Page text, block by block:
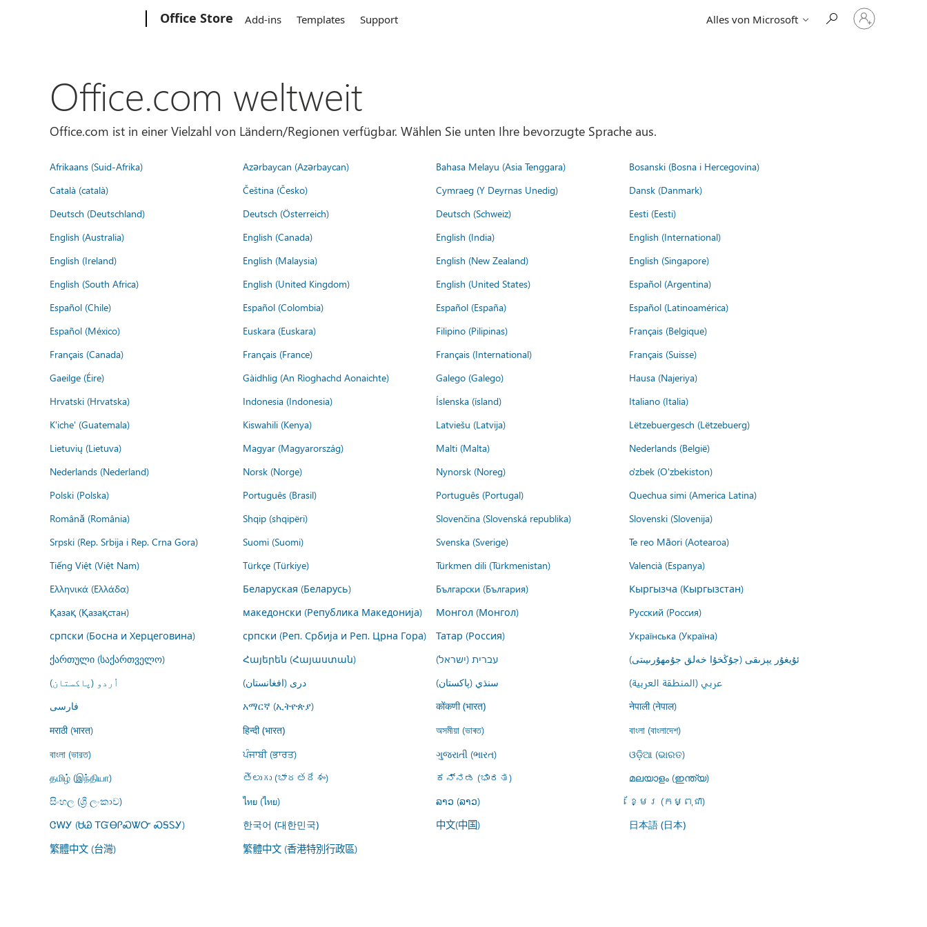
Office Store Add-ins Templates Support Alles von Microsoft
Bei
Ihrem
Konto
Office.com weltweit
Office.com ist in einer Vielzahl von Ländern/Regionen verfügbar. Wählen Sie unten Ihre bevorzugte Sprache aus.
Afrikaans (Suid-Afrika) Azərbaycan (Azərbaycan) Bahasa Melayu (Asia Tenggara)
Bosanski (Bosna i Hercegovina)
Català (català)
Čeština (Česko) Cymraeg (Y Deyrnas Unedig)
Dansk (Danmark)
Deutsch (Deutschland)
Deutsch (Österreich) Deutsch (Schweiz)
Eesti (Eesti)
English (Australia)
English (Canada) English (India)
English (International)
English (Ireland)
English (Malaysia) English (New Zealand)
English (Singapore)
English (South Africa)
English (United Kingdom) English (United States)
Español (Argentina)
Español (Chile)
Español (Colombia) Español (España)
Español (Latinoamérica)
Español (México)
Euskara (Euskara) Filipino (Pilipinas)
Français (Belgique)
Français (Canada)
Français (France) Français (International)
Français (Suisse)
Gaeilge (Éire)
Gàidhlig (An Rìoghachd Aonaichte) Galego (Galego)
Hausa (Najeriya)
Hrvatski (Hrvatska)
Indonesia (Indonesia) Íslenska (ísland)
Italiano (Italia)
K'iche' (Guatemala)
Kiswahili (Kenya) Latviešu (Latvija)
Lëtzebuergesch (Lëtzebuerg)
Lietuvių (Lietuva)
Magyar (Magyarország) Malti (Malta)
Nederlands (België)
Nederlands (Nederland)
Norsk (Norge) Nynorsk (Noreg)
o'zbek (O'zbekiston)
Polski (Polska)
Português (Brasil) Português (Portugal)
Quechua simi (America Latina)
Română (România)
Shqip (shqipëri) Slovenčina (Slovenská republika)
Slovenski (Slovenija)
Srpski (Rep. Srbija i Rep. Crna Gora)
Suomi (Suomi) Svenska (Sverige)
Te reo Māori (Aotearoa)
Tiếng Việt (Việt Nam)
Türkçe (Türkiye) Türkmen dili (Türkmenistan)
Valencià (Espanya)
Ελληνικά (Ελλάδα)
Беларуская (Беларусь) Български (България)
Кыргызча (Кыргызстан)
Қазақ (Қазақстан)
македонски (Република Македонија) Монгол (Монгол)
Русский (Россия)
српски (Босна и Херцеговина)
српски (Реп. Србија и Реп. Црна Гора) Татар (Россия)
Українська (Україна)
ქართული (საქართველო)
Հայերեն (Հայաստան) עברית (ישראל)
ئۇيغۇر يېزىقى (جۇڭخۇا خەلق جۇمھۇرىيىتى)
اُردو (پاکستان)
درى (افغانستان) سنڌي (پاکستان)
عربي (المنطقة العربية)
فارسى
አማርኛ (ኢትዮጵያ) कोंकणी (भारत)
नेपाली (नेपाल)
मराठी (भारत)
हिन्दी (भारत) অসমীয়া (ভাৰত)
বাংলা (বাংলাদেশ)
বাংলা (ভারত)
ਪੰਜਾਬੀ (ਭਾਰਤ) ગુજરાતી (ભારત)
ଓଡ଼ିଆ (ଭାରତ)
தமிழ் (இந்தியா)
తెలుగు (భారతదేశం) ಕನ್ನಡ (ಭಾರತ)
മലയാളം (ഇന്ത്യ)
සිංහල (ශ්‍රී ලංකාව)
ไทย (ไทย) ລາວ (ລາວ)
ខ្មែរ (កម្ពុជា)
ᏣᎳᎩ (ᏌᏊ ᎢᏳᎾᎵᏍᏔᏅ ᏍᎦᏚᎩ)
한국어 (대한민국) 中文(中国) 日本語 (日本)
繁體中文 (台灣) 繁體中文 (香港特別行政區)